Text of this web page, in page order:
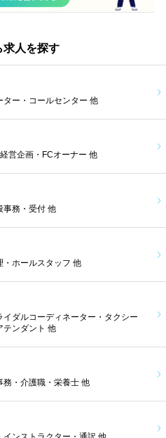
求人を探す
ー・コールセンター 他
営企画・FCオーナー 他
事務・受付 他
・ホールスタッフ 他
ダルコーディネーター・タクシー
テンダント 他
・介護職・栄養士 他